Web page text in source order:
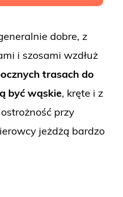
dobre, z
i szosami wzdłuż
trasach do
być wąskie, kręte i z
przy
jeżdżą bardzo